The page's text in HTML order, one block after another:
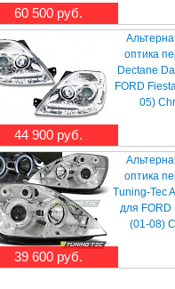
60 500 руб.
44 900 руб.
оптика
Dectane
FORD
05)
39 600 руб.
оптика
Tuning-Tec
для FORD
(01-08)